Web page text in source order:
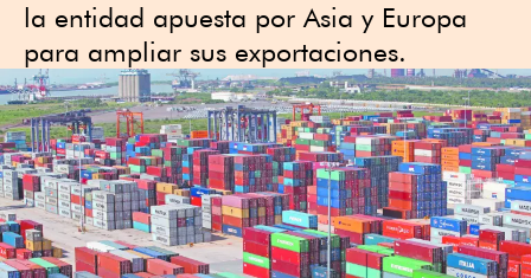
la entidad apuesta por Asia y Europa
para ampliar sus exportaciones.